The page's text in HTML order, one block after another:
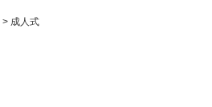
> 成人式